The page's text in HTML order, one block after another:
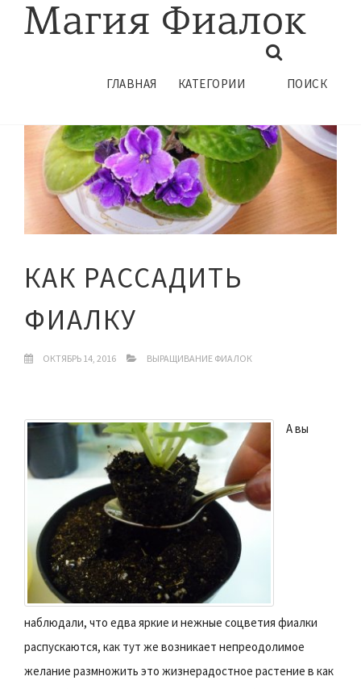
ГЛАВНАЯ КАТЕГОРИИ ПОИСК
КАК РАССАДИТЬ
ФИАЛКУ
ОКТЯБРЬ 14, 2016 ВЫРАЩИВАНИЕ ФИАЛОК
А вы
наблюдали, что едва яркие и нежные соцветия фиалки
распускаются, как тут же возникает непреодолимое
желание размножить это жизнерадостное растение в как